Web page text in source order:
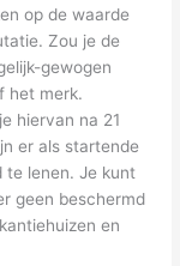
op de waarde
Zou je de
gewogen
het merk.
hiervan na 21
er als startende
te lenen. Je kunt
geen beschermd
en